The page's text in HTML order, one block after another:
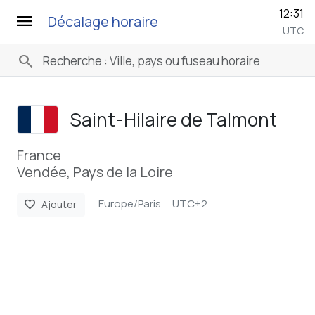
menu Décalage horaire 12:31
UTC
search
Saint-Hilaire de Talmont
France
Vendée, Pays de la Loire
favorite Ajouter Europe/Paris UTC+2